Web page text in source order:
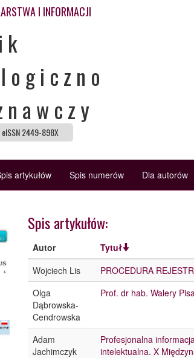
I INFORMACJI
eISSN 2449-898X
artykułów Spis numerów Dla autorów
Spis artykułów:
Autor Tytuł
Wojciech Lis
PROCEDURA
Olga
Dąbrowska-
Cendrowska
Prof. dr hab. Walery
Adam
Jachimczyk
Profesjonalna
intelektualna. X